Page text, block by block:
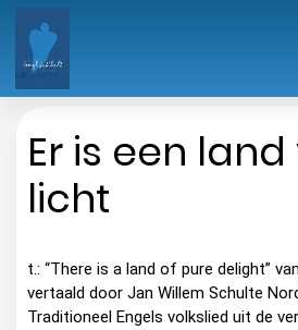
Er is een
licht
t.: “There is a land of pure delight”
vertaald door Jan Willem Schulte
Traditioneel Engels volkslied uit de